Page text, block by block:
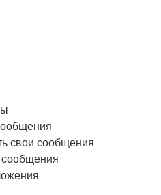
свои сообщения
сообщения